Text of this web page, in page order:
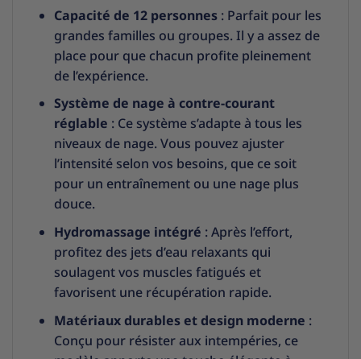
Capacité de 12 personnes: Parfait pour les
grandes familles ou groupes. Il y a assez de
place pour que chacun profite pleinement
de l’expérience.
Système de nage à contre-courant
réglable : Ce système s’adapte à tous les
niveaux de nage. Vous pouvez ajuster
l’intensité selon vos besoins, que ce soit
pour un entraînement ou une nage plus
douce.
Hydromassage intégré : Après l’effort,
profitez des jets d’eau relaxants qui
soulagent vos muscles fatigués et
favorisent une récupération rapide.
Matériaux durables et design moderne :
Conçu pour résister aux intempéries, ce